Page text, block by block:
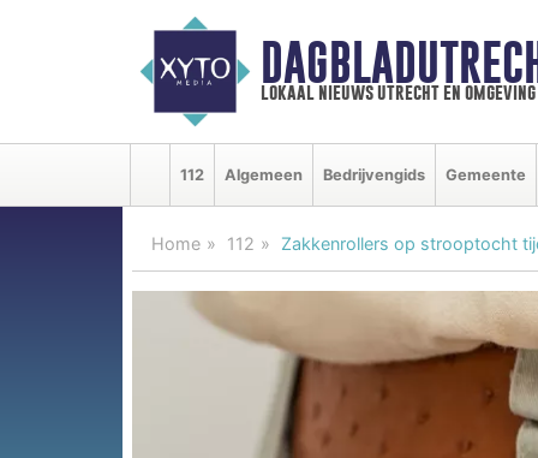
lokaal nieuws utrecht en omgeving
112 Algemeen Bedrijvengids Gemeente
Home 112 Zakkenrollers op strooptocht